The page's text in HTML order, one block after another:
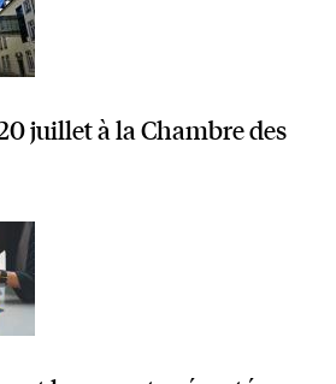
juillet à la Chambre des